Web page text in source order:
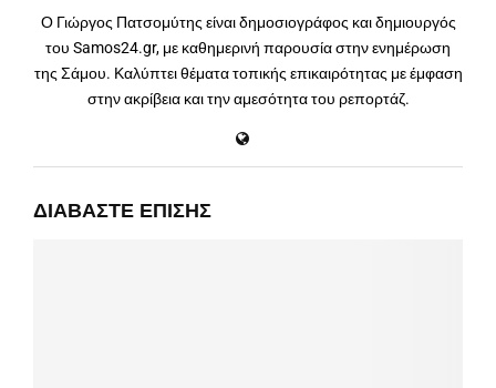
Ο Γιώργος Πατσομύτης είναι δημοσιογράφος και δημιουργός
του Samos24.gr, με καθημερινή παρουσία στην ενημέρωση
της Σάμου. Καλύπτει θέματα τοπικής επικαιρότητας με έμφαση
στην ακρίβεια και την αμεσότητα του ρεπορτάζ.
ΔΙΑΒΆΣΤΕ ΕΠΊΣΗΣ